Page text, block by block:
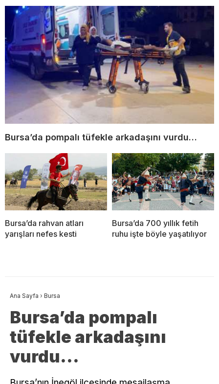
Bursa’da pompalı tüfekle arkadaşını vurdu…
Bursa’da rahvan atları
yarışları nefes kesti
Bursa’da 700 yıllık fetih
ruhu işte böyle yaşatılıyor
Ana Sayfa › Bursa
Bursa’da pompalı
tüfekle arkadaşını
vurdu…